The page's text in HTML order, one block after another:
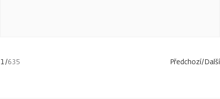
1/635 Předchozí/Další